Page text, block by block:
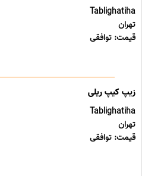
Tablighatiha
تهران
قیمت: توافقی
زیپ کیپ ریلی
Tablighatiha
تهران
قیمت: توافقی